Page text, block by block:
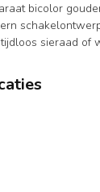
bicolor
sieraad of